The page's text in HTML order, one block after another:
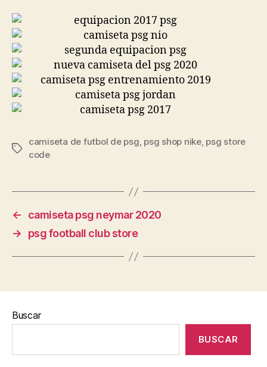
Etiquetas
camiseta de futbol de psg, psg shop nike, psg store
code
←
camiseta psg neymar 2020
→
psg football club store
Buscar
BUSCAR